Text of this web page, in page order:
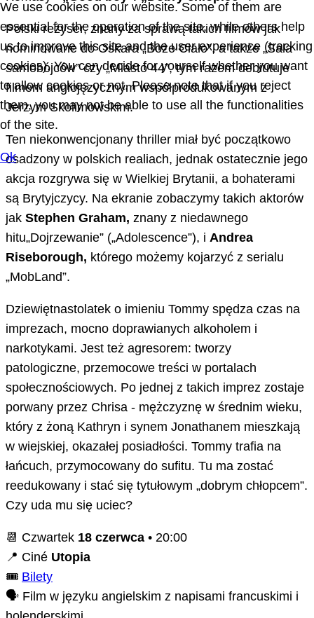
Polski reżyser, znany za sprawą takich filmów jak
nominowane do Oskara „Boże Ciało”, a także „Sala
samobójców” czy „Miasto 44”, tym razem debiutuje
filmem anglojęzycznym współprodukowanym z
Jerzym Skolimowskim.
Ten niekonwencjonany thriller miał być początkowo
osadzony w polskich realiach, jednak ostatecznie jego
akcja rozgrywa się w Wielkiej Brytanii, a bohaterami
są Brytyjczycy. Na ekranie zobaczymy takich aktorów
jak Stephen Graham, znany z niedawnego
hitu„Dojrzewanie” („Adolescence”), i Andrea
Riseborough, którego możemy kojarzyć z serialu
„MobLand”.
Dziewiętnastolatek o imieniu Tommy spędza czas na
imprezach, mocno doprawianych alkoholem i
narkotykami. Jest też agresorem: tworzy
patologiczne, przemocowe treści w portalach
społecznościowych. Po jednej z takich imprez zostaje
porwany przez Chrisa - mężczyznę w średnim wieku,
który z żoną Kathryn i synem Jonathanem mieszkają
w wiejskiej, okazałej posiadłości. Tommy trafia na
łańcuch, przymocowany do sufitu. Tu ma zostać
reedukowany i stać się tytułowym „dobrym chłopcem”.
Czy uda mu się uciec?
📆 Czwartek 18 czerwca • 20:00
📍 Ciné Utopia
🎟️ Bilety
🗣️ Film w języku angielskim z napisami francuskimi i
We use cookies on our website. Some of them are
essential for the operation of the site, while others help
us to improve this site and the user experience (tracking
cookies). You can decide for yourself whether you want
to allow cookies or not. Please note that if you reject
them, you may not be able to use all the functionalities
of the site.
Ok